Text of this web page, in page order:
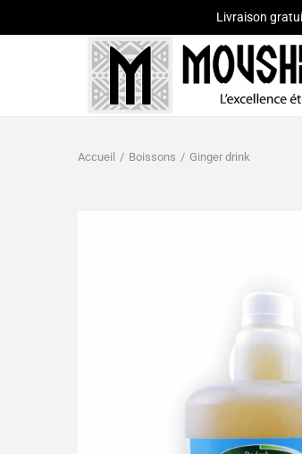
Accueil / Boissons / Ginger drink
Livraison